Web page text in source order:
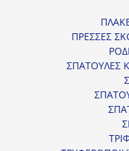
ΠΡΕΣΣΕΣ
ΣΠΑΤΟΥΛΕΣ